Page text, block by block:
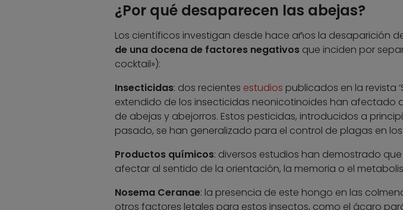
¿Por qué desaparecen las abejas?
Los científicos investigan desde hace años la desaparición
de una docena de factores negativosque inciden por
cocktail»):
Insecticidas: dos recientes estudios publicados en la revista
extendido de los insecticidas neonicotinoides han afectado
de abejas y abejorros. Estos pesticidas, introducidos a
pasado, se han generalizado para el control de plagas en
Productos químicos: diversos estudios han demostrado
afectar al sentido de la orientación, la memoria o el
Nosema Ceranae: la presencia de este hongo en las
otros factores letales para estos insectos, como el ácaro